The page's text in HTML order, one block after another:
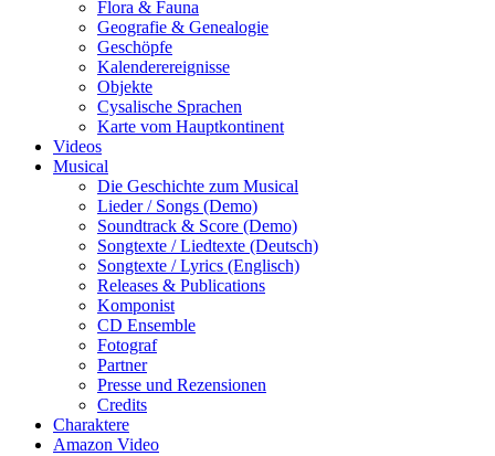
Flora & Fauna
Geografie & Genealogie
Geschöpfe
Kalenderereignisse
Objekte
Cysalische Sprachen
Karte vom Hauptkontinent
Videos
Musical
Die Geschichte zum Musical
Lieder / Songs (Demo)
Soundtrack & Score (Demo)
Songtexte / Liedtexte (Deutsch)
Songtexte / Lyrics (Englisch)
Releases & Publications
Komponist
CD Ensemble
Fotograf
Partner
Presse und Rezensionen
Credits
Charaktere
Amazon Video